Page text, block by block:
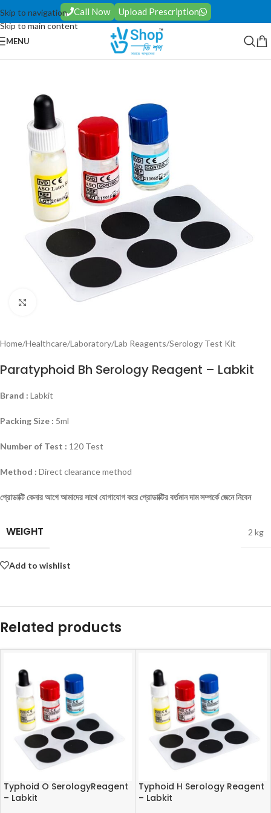
Skip to navigation
Skip to main content
Call Now Upload Prescription
MENU
Click to enlarge
Home/Healthcare/Laboratory/Lab Reagents/Serology Test Kit
Paratyphoid Bh Serology Reagent – Labkit
Brand : Labkit
Packing Size : 5ml
Number of Test : 120 Test
Method : Direct clearance method
প্রোডাক্টিকেনারআগেআমাদেরসাথেযোগাযোগকরেপ্রোডাক্টিরবর্তমানদামসম্পর্কেজেনেনিবেন
WEIGHT 2 kg
Add to wishlist
Related products
Typhoid O SerologyReagent
– Labkit
Typhoid H Serology Reagent
– Labkit